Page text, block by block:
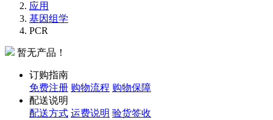
应用
基因组学
PCR
暂无产品！
订购指南
免费注册 购物流程 购物保障
配送说明
配送方式 运费说明 验货签收